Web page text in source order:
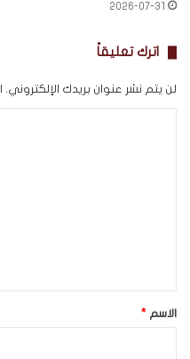
2026-07-31
اترك تعليقاً
لن يتم نشر عنوان بريدك الإلكتروني.
*الاسم *